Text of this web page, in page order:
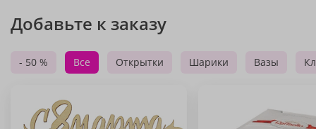
Добавьте к заказу
- 50 % Все Открытки Шарики Вазы